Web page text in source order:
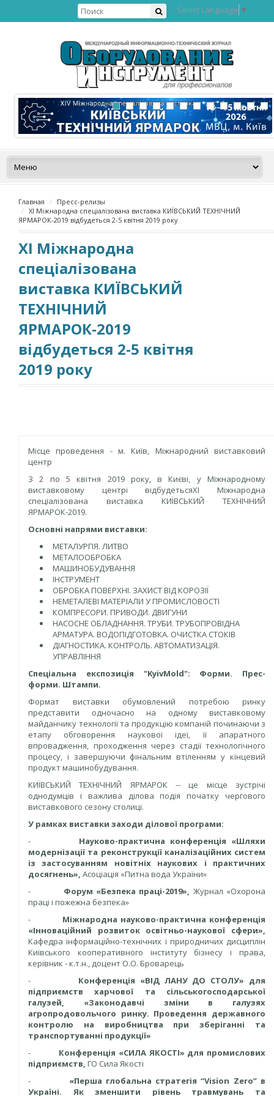
Select Language ▼
Главная
Пресс-релизы
XI Міжнародна спеціалізована виставка КИЇВСЬКИЙ ТЕХНІЧНИЙ
ЯРМАРОК-2019 відбудеться 2-5 квітня 2019 року
XI Міжнародна
спеціалізована
виставка КИЇВСЬКИЙ
ТЕХНІЧНИЙ
ЯРМАРОК-2019
відбудеться 2-5 квітня
2019 року
Місце проведення - м. Київ, Міжнародний виставковий
центр
З 2 по 5 квітня 2019 року, в Києві, у Міжнародному
виставковому центрі відбудетьсяXI Міжнародна
спеціалізована виставка КИЇВСЬКИЙ ТЕХНІЧНИЙ
ЯРМАРОК-2019.
Основні напрями виставки:
МЕТАЛУРГІЯ. ЛИТВО
МЕТАЛООБРОБКА
МАШИНОБУДУВАННЯ
ІНСТРУМЕНТ
ОБРОБКА ПОВЕРХНІ. ЗАХИСТ ВІД КОРОЗІЇ
НЕМЕТАЛЕВІ МАТЕРІАЛИ У ПРОМИСЛОВОСТІ
КОМПРЕСОРИ. ПРИВОДИ. ДВИГУНИ
НАСОСНЕ ОБЛАДНАННЯ. ТРУБИ. ТРУБОПРОВІДНА
АРМАТУРА. ВОДОПІДГОТОВКА. ОЧИСТКА СТОКІВ
ДІАГНОСТИКА. КОНТРОЛЬ. АВТОМАТИЗАЦІЯ.
УПРАВЛІННЯ
Спеціальна експозиція "KyivMold": Форми. Прес-
форми. Штампи.
Формат виставки обумовлений потребою ринку
представити одночасно на одному виставковому
майданчику технології та продукцію компаній починаючи з
етапу обговорення наукової ідеї, її апаратного
впровадження, проходження через стадії технологічного
процесу, і завершуючи фінальним втіленням у кінцевий
продукт машинобудування.
КИЇВСЬКИЙ ТЕХНІЧНИЙ ЯРМАРОК -- це місце зустрічі
однодумців і важлива ділова подія початку чергового
виставкового сезону столиці.
У рамках виставки заходи ділової програми:
- Науково-практична конференція «Шляхи
модернізації та реконструкції каналізаційних систем
із застосуванням новітніх наукових і практичних
досягнень», Асоціація «Питна вода України»
- Форум «Безпека праці-2019», Журнал «Охорона
праці і пожежна безпека»
- Міжнародна науково-практична конференція
«Інноваційний розвиток освітньо-наукової сфери»,
Кафедра інформаційно-технічних і природничих дисциплін
Київського кооперативного інституту бізнесу і права,
керівник - к.т.н., доцент О.О. Броварець
- Конференція «ВІД ЛАНУ ДО СТОЛУ» для
підприємств харчової та сільськогосподарської
галузей, «Законодавчі зміни в галузях
агропродовольчого ринку. Проведення державного
контролю на виробництва при зберіганні та
транспортуванні продукції»
- Конференція «СИЛА ЯКОСТІ» для промислових
підприємств, ГО Сила Якості
- «Перша глобальна стратегія “Vision Zero” в
Україні. Як зменшити рівень травмувань та